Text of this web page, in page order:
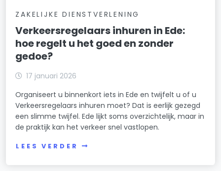
ZAKELIJKE DIENSTVERLENING
Verkeersregelaars inhuren in Ede:
hoe regelt u het goed en zonder
gedoe?
17 januari 2026
Organiseert u binnenkort iets in Ede en twijfelt u of u
Verkeersregelaars inhuren moet? Dat is eerlijk gezegd
een slimme twijfel. Ede lijkt soms overzichtelijk, maar in
de praktijk kan het verkeer snel vastlopen.
LEES VERDER